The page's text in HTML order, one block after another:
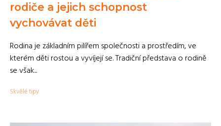
rodiče a jejich schopnost
vychovávat děti
Rodina je základním pilířem společnosti a prostředím, ve
kterém děti rostou a vyvíjejí se. Tradiční představa o rodině
se však...
Skvělé tipy